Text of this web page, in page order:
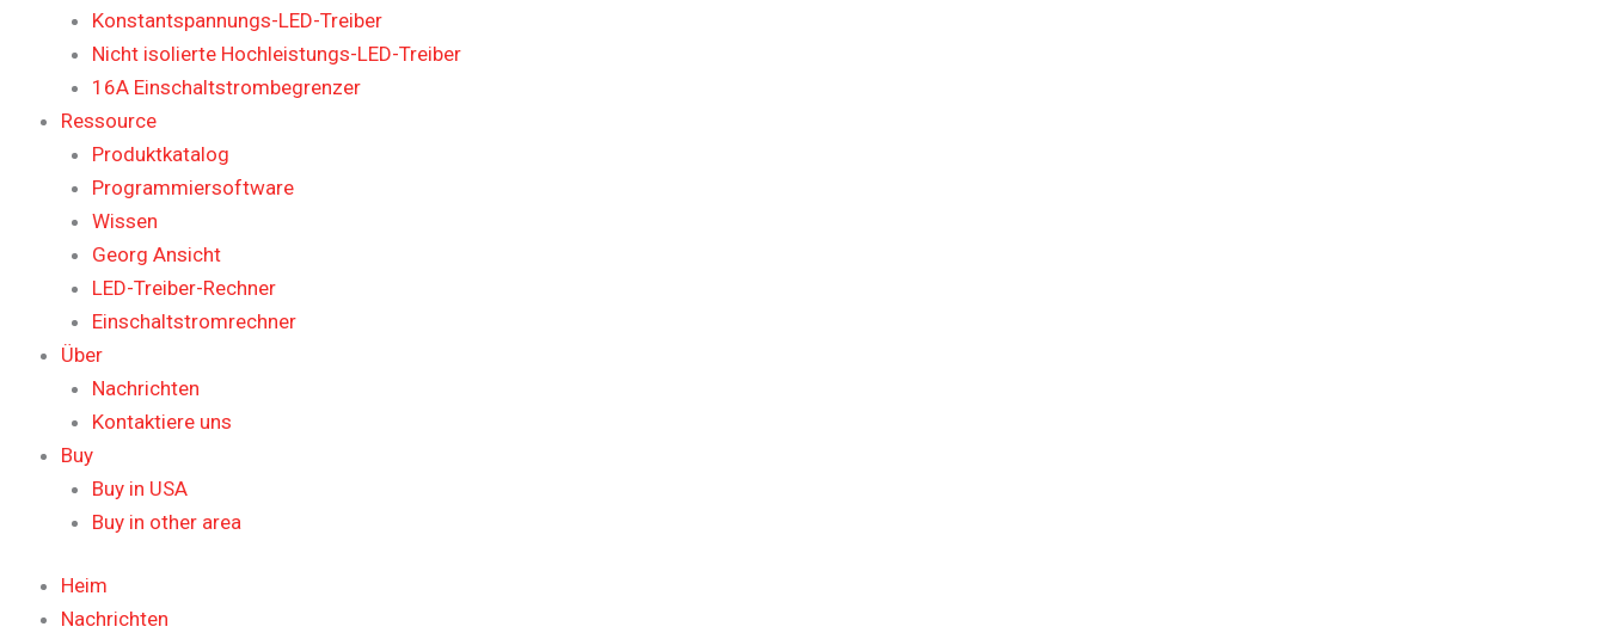
Konstantspannungs-LED-Treiber
Nicht isolierte Hochleistungs-LED-Treiber
16A Einschaltstrombegrenzer
Ressource
Produktkatalog
Programmiersoftware
Wissen
Georg Ansicht
LED-Treiber-Rechner
Einschaltstromrechner
Über
Nachrichten
Kontaktiere uns
Buy
Buy in USA
Buy in other area
Heim
Nachrichten